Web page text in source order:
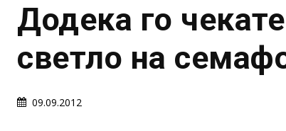
Додека го
светло на
09.09.2012